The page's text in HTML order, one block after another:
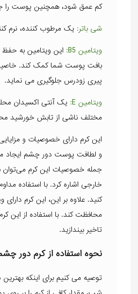
کم عمق شود، همچنین پوست را
شی باتر: یک مرطوب کننده، نرم
ویتامین B5:
این ویتامین به
پیری زودرس جلوگیری می نماید.
ویتامین E:
یک آنتی اکسیدان
مختلف ناشی از تابش خورشید
این کرم دارای خصوصیات و
و لطافت پوست دور چشم ایجاد
جمله خصوصیات این کرم می‌توان
خارجی اشاره کرد. با استفاده
کنید. علاوه بر این، این کرم
محافظت کند. با استفاده از
تاخیر بیندازید.
نحوه استفاده از کرم دور